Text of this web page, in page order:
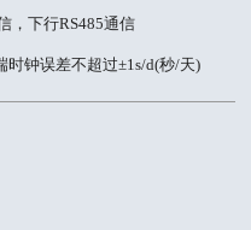
，下行RS485通信
钟误差不超过±1s/d(秒/天)